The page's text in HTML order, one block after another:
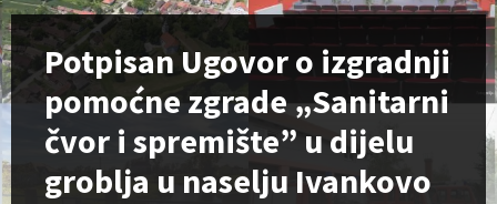
Potpisan Ugovor o izgradnji
pomoćne zgrade „Sanitarni
čvor i spremište” u dijelu
groblja u naselju Ivankovo